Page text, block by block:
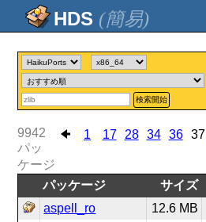
(簡易)
検索開始
1 17 28 34 36 37
9942
パッ
ケージ
パッケージ
サイズ
aspell_ro
12.6 MB